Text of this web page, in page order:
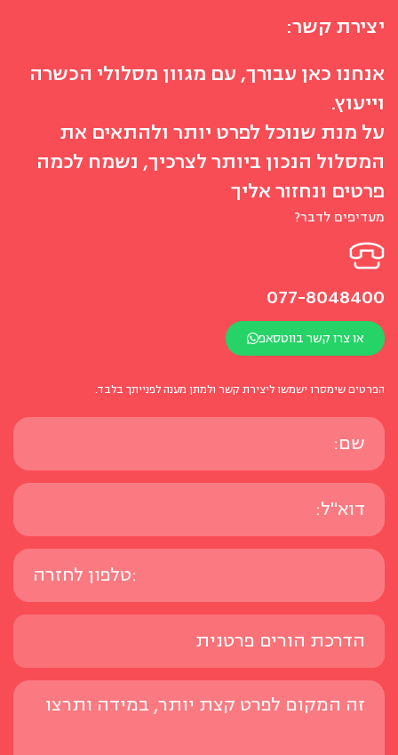
יצירת קשר:
אנחנו כאן עבורך, עם מגוון מסלולי הכשרה
וייעוץ.
על מנת שנוכל לפרט יותר ולהתאים את
המסלול הנכון ביותר לצרכיך, נשמח לכמה
פרטים ונחזור אליך
מעדיפים לדבר?
077-8048400
או צרו קשר בווטסאפ
הפרטים שימסרו ישמשו ליצירת קשר ולמתן מענה לפנייתך בלבד.